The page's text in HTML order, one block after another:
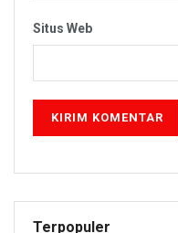
Situs Web
Terpopuler